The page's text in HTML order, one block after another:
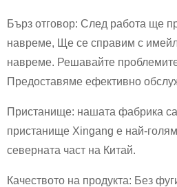
Бърз отговор: След работа ще
навреме, Ще се справим с
навреме. Решавайте
Предоставяме ефективно
Пристанище: нашата фабрика
пристанище Xingang е най-
северната част на Китай.
Качеството на продукта: Без